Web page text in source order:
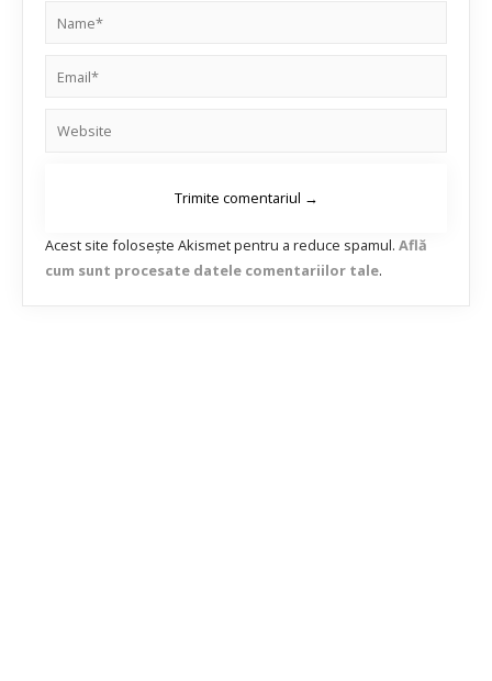
Acest site folosește Akismet pentru a reduce spamul. Află
cum sunt procesate datele comentariilor tale.